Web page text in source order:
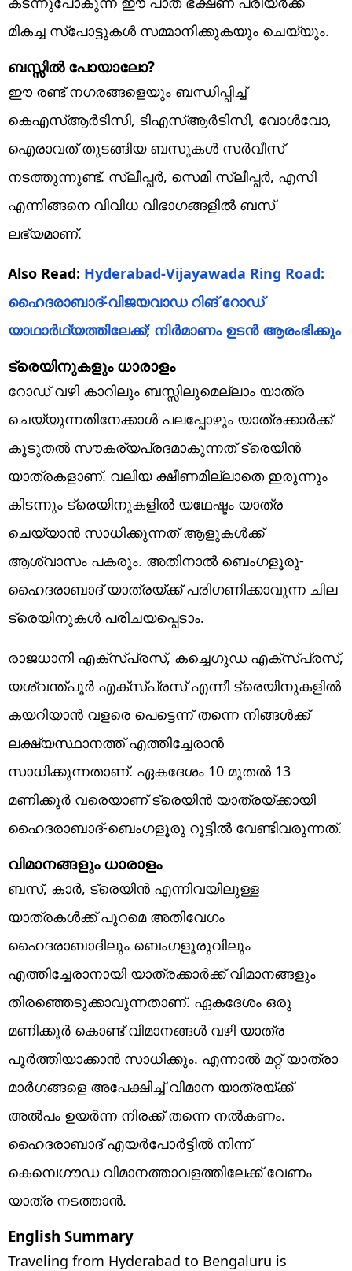
മികച്ച സ്‌പോട്ടുകള്‍ സമ്മാനിക്കുകയും ചെയ്യും.
ബസ്സില്‍ പോയാലോ?
ഈ രണ്ട് നഗരങ്ങളെയും ബന്ധിപ്പിച്ച്
കെഎസ്ആര്‍ടിസി, ടിഎസ്ആര്‍ടിസി, വോള്‍വോ,
ഐരാവത് തുടങ്ങിയ ബസുകള്‍ സര്‍വീസ്
നടത്തുന്നുണ്ട്. സ്ലീപ്പര്‍, സെമി സ്ലീപ്പര്‍, എസി
എന്നിങ്ങനെ വിവിധ വിഭാഗങ്ങളില്‍ ബസ്
ലഭ്യമാണ്.
Also Read: Hyderabad-Vijayawada Ring Road:
ഹൈദരാബാദ്-വിജയവാഡ റിങ് റോഡ്
യാഥാര്‍ഥ്യത്തിലേക്ക്; നിര്‍മാണം ഉടന്‍ ആരംഭിക്കും
ട്രെയിനുകളും ധാരാളം
റോഡ് വഴി കാറിലും ബസ്സിലുമെല്ലാം യാത്ര
ചെയ്യുന്നതിനേക്കാള്‍ പലപ്പോഴും യാത്രക്കാര്‍ക്ക്
കൂടുതല്‍ സൗകര്യപ്രദമാകുന്നത് ട്രെയിന്‍
യാത്രകളാണ്. വലിയ ക്ഷീണമില്ലാതെ ഇരുന്നും
കിടന്നും ട്രെയിനുകളില്‍ യഥേഷ്ടം യാത്ര
ചെയ്യാന്‍ സാധിക്കുന്നത് ആളുകള്‍ക്ക്
ആശ്വാസം പകരും. അതിനാല്‍ ബെംഗളൂരു-
ഹൈദരാബാദ് യാത്രയ്ക്ക് പരിഗണിക്കാവുന്ന ചില
ട്രെയിനുകള്‍ പരിചയപ്പെടാം.
രാജധാനി എക്‌സ്പ്രസ്, കച്ചെഗുഡ എക്‌സ്പ്രസ്,
യശ്വന്ത്പൂര്‍ എക്‌സ്പ്രസ് എന്നീ ട്രെയിനുകളില്‍
കയറിയാന്‍ വളരെ പെട്ടെന്ന് തന്നെ നിങ്ങള്‍ക്ക്
ലക്ഷ്യസ്ഥാനത്ത് എത്തിച്ചേരാന്‍
സാധിക്കുന്നതാണ്. ഏകദേശം 10 മുതല്‍ 13
മണിക്കൂര്‍ വരെയാണ് ട്രെയിന്‍ യാത്രയ്ക്കായി
ഹൈദരാബാദ്-ബെംഗളൂരു റൂട്ടില്‍ വേണ്ടിവരുന്നത്.
വിമാനങ്ങളും ധാരാളം
ബസ്, കാര്‍, ട്രെയിന്‍ എന്നിവയിലുള്ള
യാത്രകള്‍ക്ക് പുറമെ അതിവേഗം
ഹൈദരാബാദിലും ബെംഗളൂരുവിലും
എത്തിച്ചേരാനായി യാത്രക്കാര്‍ക്ക് വിമാനങ്ങളും
തിരഞ്ഞെടുക്കാവുന്നതാണ്. ഏകദേശം ഒരു
മണിക്കൂര്‍ കൊണ്ട് വിമാനങ്ങള്‍ വഴി യാത്ര
പൂര്‍ത്തിയാക്കാന്‍ സാധിക്കും. എന്നാല്‍ മറ്റ് യാത്രാ
മാര്‍ഗങ്ങളെ അപേക്ഷിച്ച് വിമാന യാത്രയ്ക്ക്
അല്‍പം ഉയര്‍ന്ന നിരക്ക് തന്നെ നല്‍കണം.
ഹൈദരാബാദ് എയര്‍പോര്‍ട്ടില്‍ നിന്ന്
കെമ്പെഗൗഡ വിമാനത്താവളത്തിലേക്ക് വേണം
യാത്ര നടത്താന്‍.
English Summary
Traveling from Hyderabad to Bengaluru is